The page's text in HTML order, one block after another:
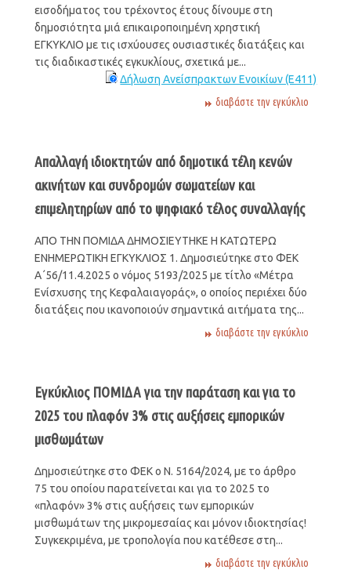
εισοδήματος του τρέχοντος έτους δίνουμε στη
δημοσιότητα μιά επικαιροποιημένη χρηστική
ΕΓΚΥΚΛΙΟ με τις ισχύουσες ουσιαστικές διατάξεις και
τις διαδικαστικές εγκυκλίους, σχετικά με...
Δήλωση Ανείσπρακτων Ενοικίων (Ε411)
διαβάστε την εγκύκλιο
Απαλλαγή ιδιοκτητών από δημοτικά τέλη κενών
ακινήτων και συνδρομών σωματείων και
επιμελητηρίων από το ψηφιακό τέλος συναλλαγής
ΑΠΟ ΤΗΝ ΠΟΜΙΔΑ ΔΗΜΟΣΙΕΥΤΗΚΕ Η ΚΑΤΩΤΕΡΩ
ΕΝΗΜΕΡΩΤΙΚΗ ΕΓΚΥΚΛΙΟΣ 1. Δημοσιεύτηκε στο ΦΕΚ
Α΄56/11.4.2025 ο νόμος 5193/2025 με τίτλο «Μέτρα
Ενίσχυσης της Κεφαλαιαγοράς», ο οποίος περιέχει δύο
διατάξεις που ικανοποιούν σημαντικά αιτήματα της...
διαβάστε την εγκύκλιο
Εγκύκλιος ΠΟΜΙΔΑ για την παράταση και για το
2025 του πλαφόν 3% στις αυξήσεις εμπορικών
μισθωμάτων
Δημοσιεύτηκε στο ΦΕΚ ο Ν. 5164/2024, με το άρθρο
75 του οποίου παρατείνεται και για το 2025 το
«πλαφόν» 3% στις αυξήσεις των εμπορικών
μισθωμάτων της μικρομεσαίας και μόνον ιδιοκτησίας!
Συγκεκριμένα, με τροπολογία που κατέθεσε στη...
διαβάστε την εγκύκλιο